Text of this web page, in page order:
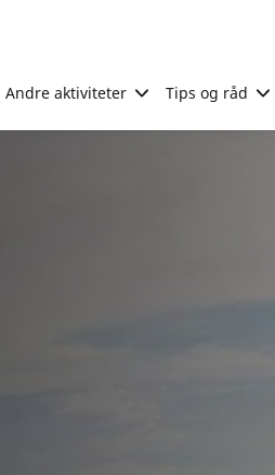
Andre aktiviteter Tips og råd